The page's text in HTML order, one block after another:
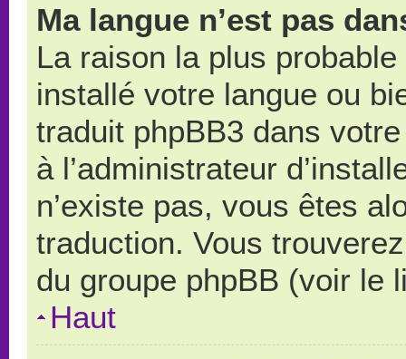
Ma langue n’est pas
La raison la plus probable
installé votre langue ou
traduit phpBB3 dans
à l’administrateur
n’existe pas, vous êtes
traduction. Vous
du groupe phpBB (voir le
Haut